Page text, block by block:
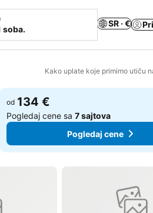
soba.
SR · €
Kako uplate koje primimo utiču
u favorite
od 134 €
Pogledaj cene sa7 sajtova
Pogledaj cene